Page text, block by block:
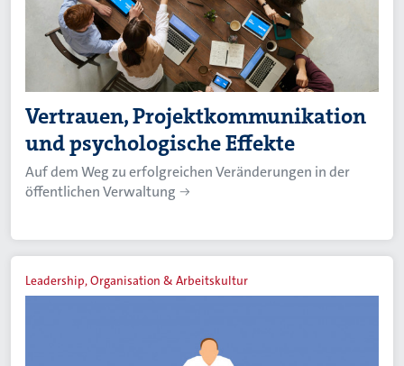
Vertrauen, Projektkommunikation
und psychologische Effekte
Auf dem Weg zu erfolgreichen Veränderungen in der
öffentlichen Verwaltung
Leadership, Organisation & Arbeitskultur